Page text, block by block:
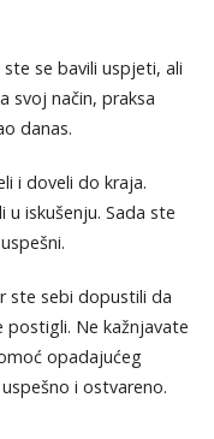
se bavili uspjeti, ali
svoj način, praksa
danas.
i doveli do kraja.
iskušenju. Sada ste
ste sebi dopustili da
Ne kažnjavate
opadajućeg
i ostvareno.